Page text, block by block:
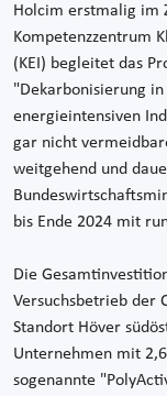
Holcim erstmalig im
Kompetenzzentrum
(KEI) begleitet das
"Dekarbonisierung
energieintensiven
gar nicht
weitgehend und
bis Ende 2024 mit
Die
Versuchsbetrieb der
Standort Höver
Unternehmen mit
sogenannte